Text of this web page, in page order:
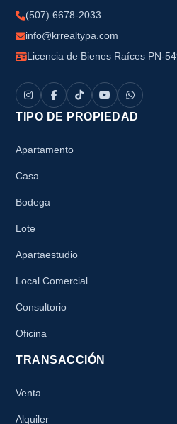
(507) 6678-2033
info@krrealtypa.com
Licencia de Bienes Raíces PN-
TIPO DE PROPIEDAD
Apartamento
Casa
Bodega
Lote
Apartaestudio
Local Comercial
Consultorio
Oficina
TRANSACCIÓN
Venta
Alquiler